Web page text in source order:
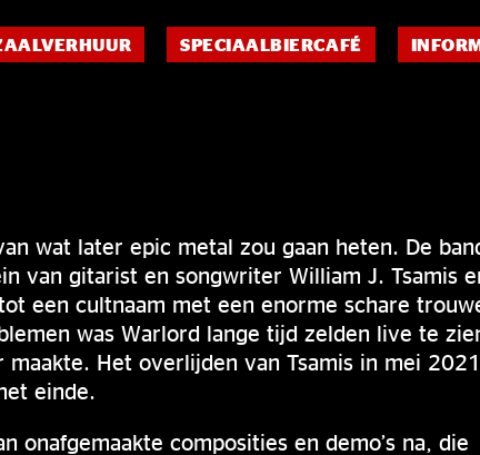
SPECIAALBIERCAFÉ
wat later epic metal zou gaan heten. De
van gitarist en songwriter William J. Tsamis
een cultnaam met een enorme schare
was Warlord lange tijd zelden live te
Het overlijden van Tsamis in mei 2021
einde.
onafgemaakte composities en demo’s na, die